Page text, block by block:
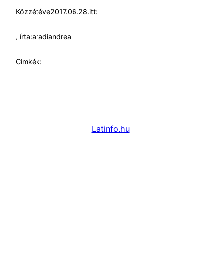
Közzétéve2017.06.28.itt:
, írta:aradiandrea
Cimkék:
Latinfo.hu